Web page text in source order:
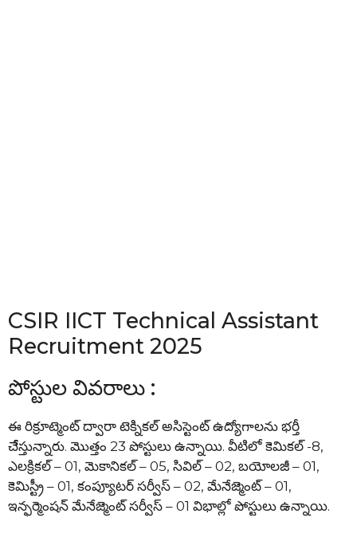
CSIR IICT Technical Assistant
Recruitment 2025
పోస్టుల వివరాలు :
ఈ రిక్రూట్మెంట్ ద్వారా టెక్నికల్ అసిస్టెంట్ ఉద్యోగాలను భర్తీ
చేేస్తున్నారు. మొత్తం 23 పోస్టులు ఉన్నాయి. వీటిలో కెమికల్ -8,
ఎలక్రికల్ – 01, మెకానికల్ – 05, సివిల్ – 02, బయోలజీ – 01,
కెమిస్ట్రీ – 01, కంప్యూటర్ సర్వీస్ – 02, మేనేజ్మెంట్ – 01,
ఇన్ఫర్మెంషన్ మేనేజ్మెంట్ సర్వీస్ – 01 విభాల్లో పోస్టులు ఉన్నాయి.